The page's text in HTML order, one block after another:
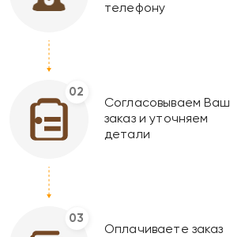
телефону
02
Согласовываем Ваш
заказ и уточняем
детали
03
Оплачиваете заказ